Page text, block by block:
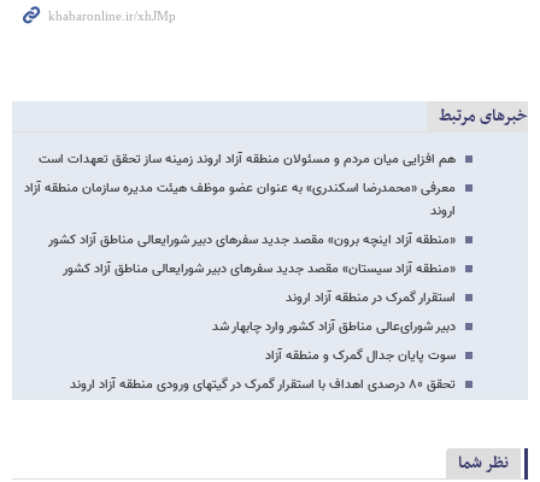
خبرهای مرتبط
هم افزایی میان مردم و مسئولان منطقه آزاد اروند زمینه ساز تحقق تعهدات است
معرفی «محمدرضا اسکندری» به عنوان عضو موظف هیئت مدیره سازمان منطقه آزاد
اروند
«منطقه آزاد اینچه برون» مقصد جدید سفرهای دبیر شورایعالی مناطق آزاد کشور
«منطقه آزاد سیستان» مقصد جدید سفرهای دبیر شورایعالی مناطق آزاد کشور
استقرار گمرک در منطقه آزاد اروند
دبیر شورای‌عالی مناطق آزاد کشور وارد چابهار شد
سوت پایان جدال گمرک و منطقه آزاد
تحقق ۸۰ درصدی اهداف با استقرار گمرک در گیتهای ورودی منطقه آزاد اروند
نظر شما